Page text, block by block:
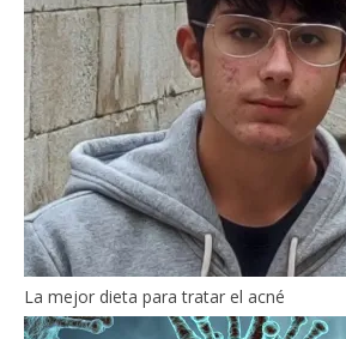
La mejor dieta para tratar el acné